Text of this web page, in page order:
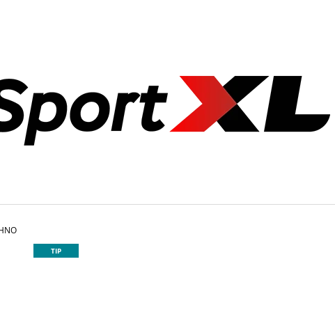
TIP
CO POTŘEBUJETE NAJÍT?
HLEDAT